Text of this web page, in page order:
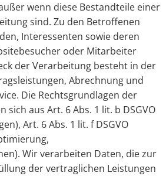
wenn diese Bestandteile einer
sind. Zu den Betroffenen
Interessenten sowie deren
oder Mitarbeiter
der Verarbeitung besteht in der
Abrechnung und
Die Rechtsgrundlagen der
sich aus Art. 6 Abs. 1 lit. b DSGVO
Art. 6 Abs. 1 lit. f DSGVO
Wir verarbeiten Daten, die zur
der vertraglichen Leistungen